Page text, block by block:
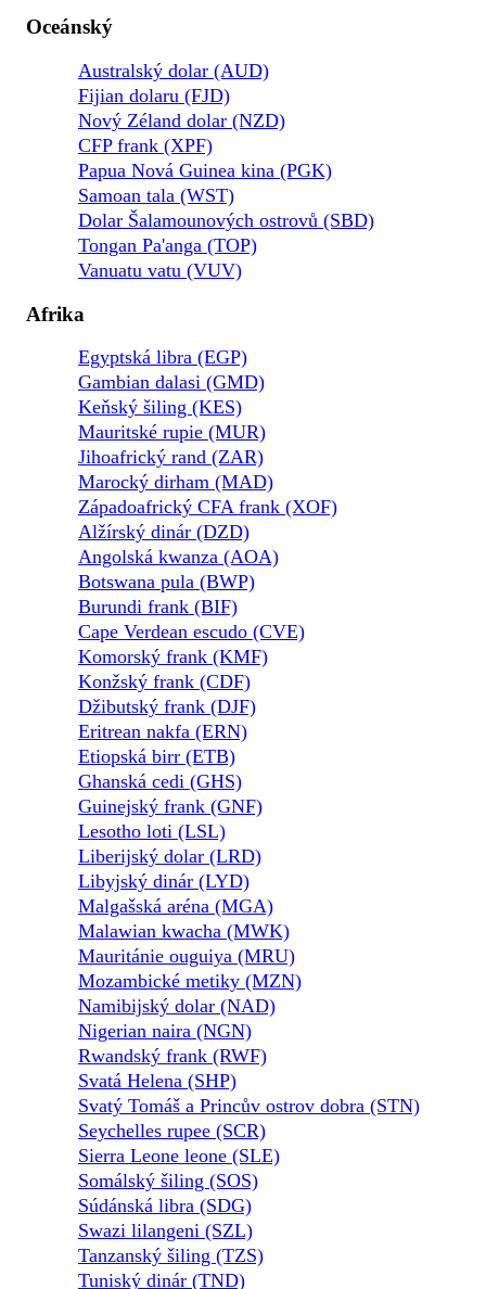
Oceánský
Australský dolar (AUD)
Fijian dolaru (FJD)
Nový Zéland dolar (NZD)
CFP frank (XPF)
Papua Nová Guinea kina (PGK)
Samoan tala (WST)
Dolar Šalamounových ostrovů (SBD)
Tongan Pa'anga (TOP)
Vanuatu vatu (VUV)
Afrika
Egyptská libra (EGP)
Gambian dalasi (GMD)
Keňský šiling (KES)
Mauritské rupie (MUR)
Jihoafrický rand (ZAR)
Marocký dirham (MAD)
Západoafrický CFA frank (XOF)
Alžírský dinár (DZD)
Angolská kwanza (AOA)
Botswana pula (BWP)
Burundi frank (BIF)
Cape Verdean escudo (CVE)
Komorský frank (KMF)
Konžský frank (CDF)
Džibutský frank (DJF)
Eritrean nakfa (ERN)
Etiopská birr (ETB)
Ghanská cedi (GHS)
Guinejský frank (GNF)
Lesotho loti (LSL)
Liberijský dolar (LRD)
Libyjský dinár (LYD)
Malgašská aréna (MGA)
Malawian kwacha (MWK)
Mauritánie ouguiya (MRU)
Mozambické metiky (MZN)
Namibijský dolar (NAD)
Nigerian naira (NGN)
Rwandský frank (RWF)
Svatá Helena (SHP)
Svatý Tomáš a Princův ostrov dobra (STN)
Seychelles rupee (SCR)
Sierra Leone leone (SLE)
Somálský šiling (SOS)
Súdánská libra (SDG)
Swazi lilangeni (SZL)
Tanzanský šiling (TZS)
Tuniský dinár (TND)